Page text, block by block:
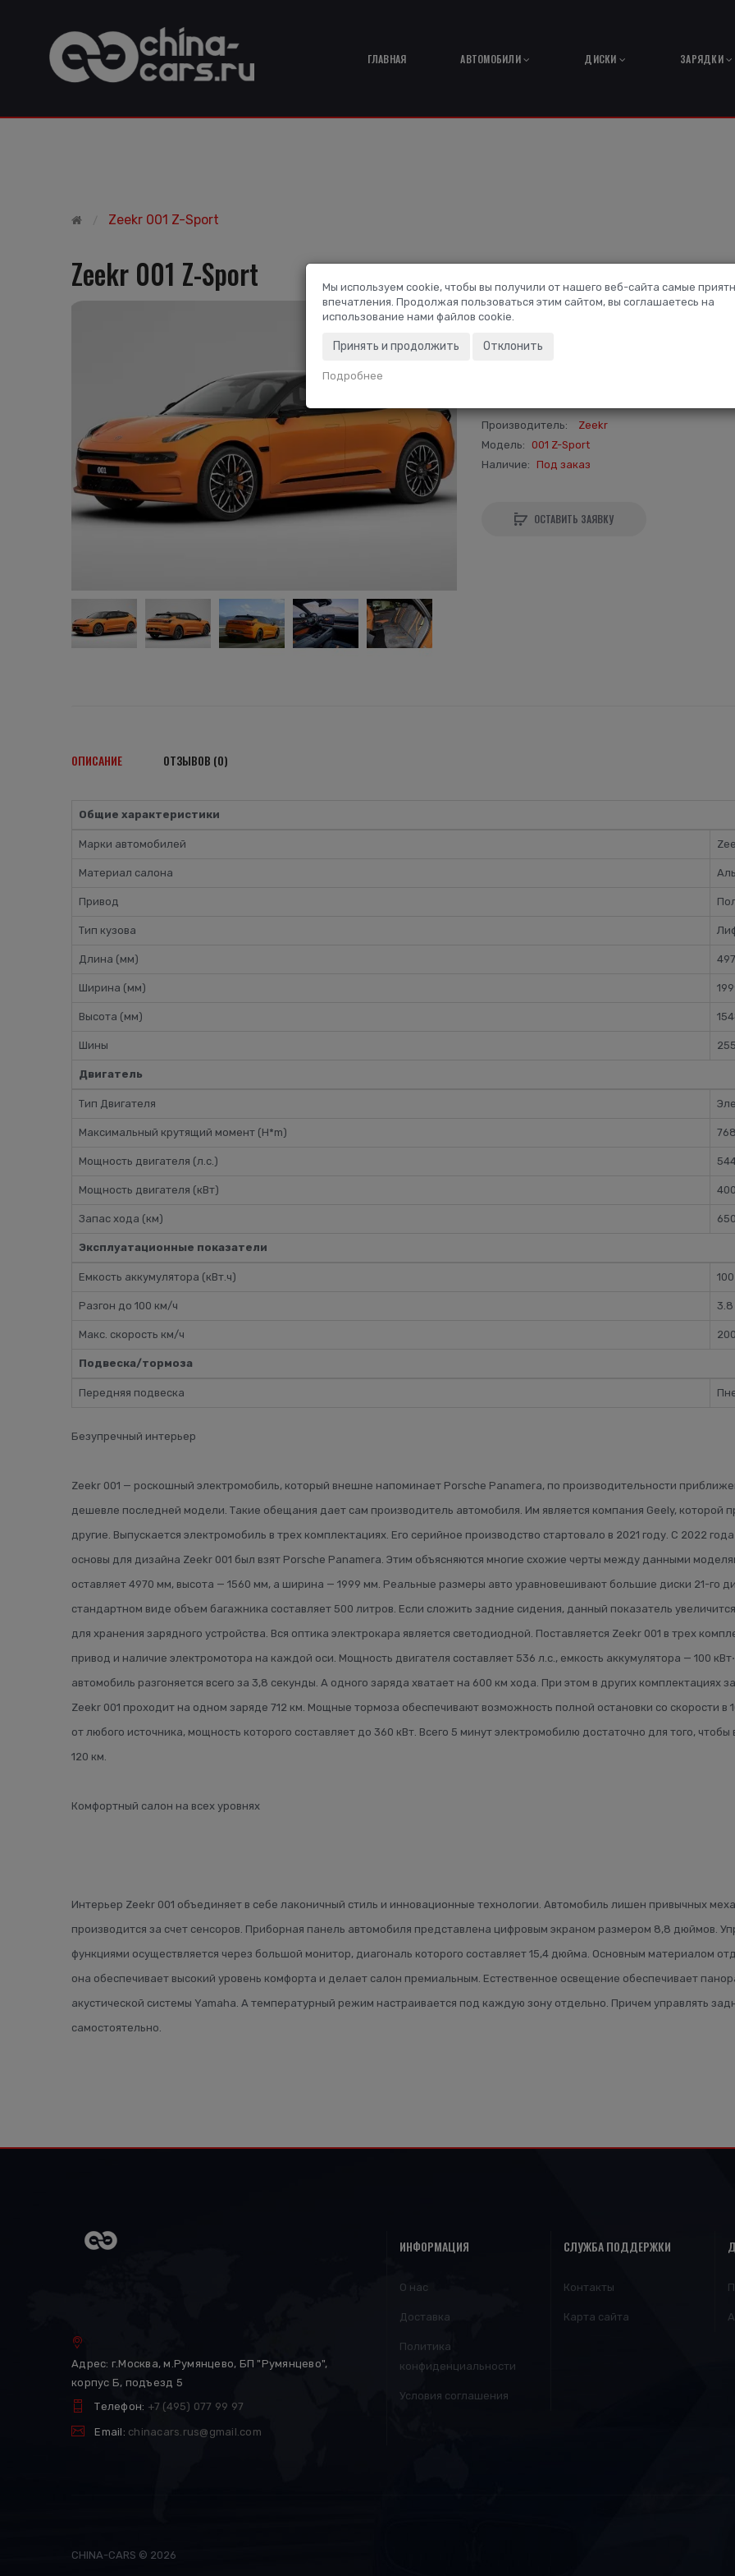
ГЛАВНАЯ АВТОМОБИЛИ ДИСКИ ЗАРЯДКИ
Zeekr 001 Z-Sport
Zeekr 001 Z-Sport
ZEEKR 001 Z-SPORT
(0/5):
Производитель:
Zeekr
Модель: 001 Z-Sport
Наличие: Под заказ
ОСТАВИТЬ ЗАЯВКУ
ОПИСАНИЕ ОТЗЫВОВ (0)
Общие характеристики
Марки автомобилей
Материал салона
Привод
Тип кузова
Длина (мм)
Ширина (мм)
Высота (мм)
Шины
Двигатель
Тип Двигателя
Максимальный крутящий момент (H*m) 768
Мощность двигателя (л.с.)
Мощность двигателя (кВт) 400
Запас хода (км) 650
Эксплуатационные показатели
Емкость аккумулятора (кВт.ч) 100
Разгон до 100 км/ч 3.8
Макс. скорость км/ч 200
Подвеска/тормоза
Передняя подвеска
Безупречный интерьер
Zeekr 001 — роскошный электромобиль, который внешне напоминает Porsche Panamera, по производительности
дешевле последней модели. Такие обещания дает сам производитель автомобиля. Им является компания Geely, которой
другие. Выпускается электромобиль в трех комплектациях. Его серийное производство стартовало в 2021 году. С 2022
основы для дизайна Zeekr 001 был взят Porsche Panamera. Этим объясняются многие схожие черты между данными
оставляет 4970 мм, высота — 1560 мм, а ширина — 1999 мм. Реальные размеры авто уравновешивают большие диски 21-го
стандартном виде объем багажника составляет 500 литров. Если сложить задние сидения, данный показатель
для хранения зарядного устройства. Вся оптика электрокара является светодиодной. Поставляется Zeekr 001 в трех
привод и наличие электромотора на каждой оси. Мощность двигателя составляет 536 л.с., емкость аккумулятора — 100
автомобиль разгоняется всего за 3,8 секунды. А одного заряда хватает на 600 км хода. При этом в других
Zeekr 001 проходит на одном заряде 712 км. Мощные тормоза обеспечивают возможность полной остановки со скорости в
от любого источника, мощность которого составляет до 360 кВт. Всего 5 минут электромобилю достаточно для того,
120 км.
Комфортный салон на всех уровнях
Интерьер Zeekr 001 объединяет в себе лаконичный стиль и инновационные технологии. Автомобиль лишен привычных
производится за счет сенсоров. Приборная панель автомобиля представлена цифровым экраном размером 8,8 дюймов.
функциями осуществляется через большой монитор, диагональ которого составляет 15,4 дюйма. Основным материалом
она обеспечивает высокий уровень комфорта и делает салон премиальным. Естественное освещение обеспечивает
акустической системы Yamaha. А температурный режим настраивается под каждую зону отдельно. Причем управлять
самостоятельно.
Адрес: г.Москва, м.Румянцево, БП "Румянцево",
корпус Б, подъезд 5
Телефон: +7 (495) 077 99 97
Email: chinacars.rus@gmail.com
ИНФОРМАЦИЯ
О нас
Доставка
Политика
конфиденциальности
Условия соглашения
СЛУЖБА ПОДДЕРЖКИ
Контакты
Карта сайта
CHINA-CARS © 2026
Мы используем cookie, чтобы вы получили от нашего веб-сайта самые
впечатления. Продолжая пользоваться этим сайтом, вы соглашаетесь на
использование нами файлов cookie.
Принять и продолжить Отклонить
Подробнее